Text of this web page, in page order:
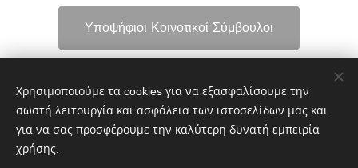
Υποψήφιοι Κοινοτικοί Σύμβουλοι
Υποψήφιοι Περιφερειακοί Σύμβουλοι Κεντρικού
Τομέα
Χρησιμοποιούμε τα cookies για να εξασφαλίσουμε την
σωστή λειτουργία και ασφάλεια των ιστοσελίδων μας και
για να σας προσφέρουμε την καλύτερη δυνατή εμπειρία
χρήσης.